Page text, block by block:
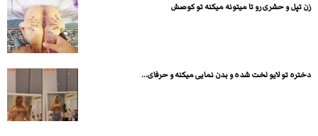
زن تپل و حشری رو تا میتونه میکنه تو کوصش
دختره تو لایو لخت شده و بدن نمایی میکنه و حرفای...